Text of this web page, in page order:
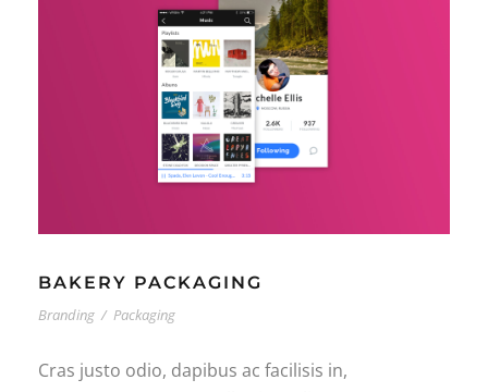
BAKERY PACKAGING
Branding / Packaging
Cras justo odio, dapibus ac facilisis in,